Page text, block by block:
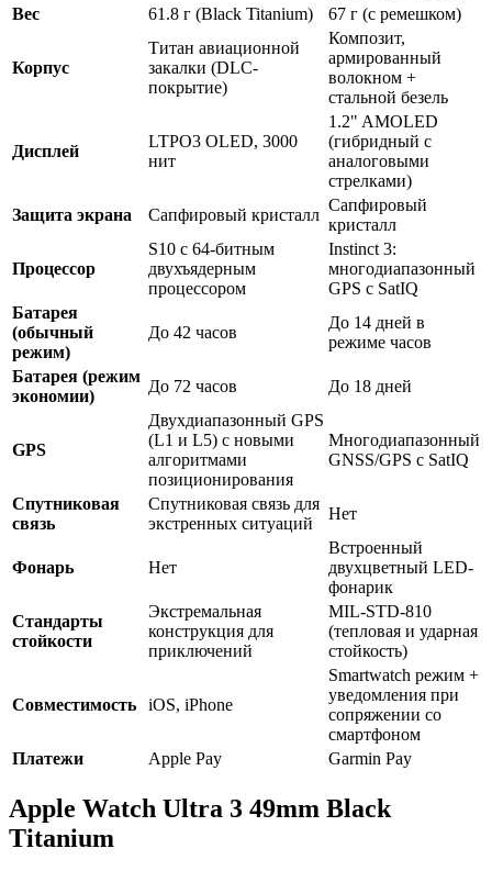
Вес
61.8 г (Black Titanium) 67 г (с ремешком)
Корпус
Титан авиационной
закалки (DLC-
покрытие)
Композит,
армированный
волокном +
стальной безель
Дисплей
LTPO3 OLED, 3000
нит
1.2" AMOLED
(гибридный с
аналоговыми
стрелками)
Защита экрана
Сапфировый кристалл
Сапфировый
кристалл
Процессор
S10 с 64-битным
двухъядерным
процессором
Instinct 3:
многодиапазонный
GPS с SatIQ
Батарея
(обычный
режим)
До 42 часов
До 14 дней в
режиме часов
Батарея (режим
экономии)
До 72 часов До 18 дней
GPS
Двухдиапазонный GPS
(L1 и L5) с новыми
алгоритмами
позиционирования
Многодиапазонный
GNSS/GPS с SatIQ
Спутниковая
связь
Спутниковая связь для
экстренных ситуаций
Нет
Фонарь Нет
Встроенный
двухцветный LED-
фонарик
Стандарты
стойкости
Экстремальная
конструкция для
приключений
MIL-STD-810
(тепловая и ударная
стойкость)
Совместимость iOS, iPhone
Smartwatch режим +
уведомления при
сопряжении со
смартфоном
Платежи
Apple Pay Garmin Pay
Apple Watch Ultra 3 49mm Black
Titanium